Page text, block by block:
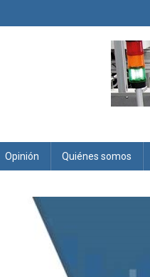
Opinión Quiénes somos